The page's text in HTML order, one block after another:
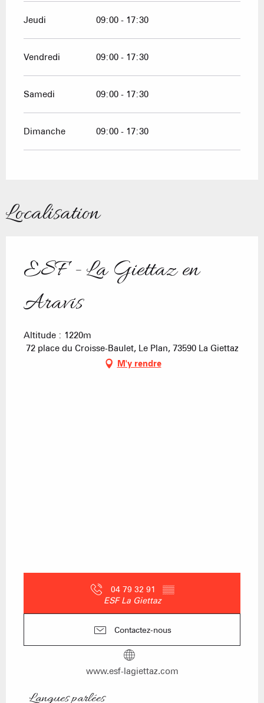
Jeudi 09:00 - 17:30
Vendredi 09:00 - 17:30
Samedi 09:00 - 17:30
Dimanche 09:00 - 17:30
Localisation
ESF - La Giettaz en
Aravis
Altitude : 1220m
72 place du Croisse-Baulet, Le Plan, 73590 La Giettaz
M'y rendre
04 79 32 91 ▒▒
ESF La Giettaz
Contactez-nous
www.esf-lagiettaz.com
Langues parlées
Langues parlées